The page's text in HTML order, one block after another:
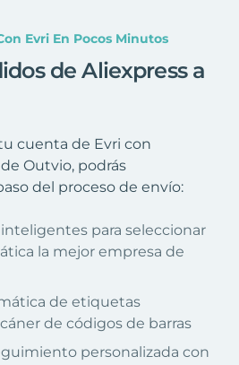
Evri En Pocos Minutos
de Aliexpress a
cuenta de Evri con
Outvio, podrás
del proceso de envío:
para seleccionar
la mejor empresa de
de etiquetas
de códigos de barras
personalizada con